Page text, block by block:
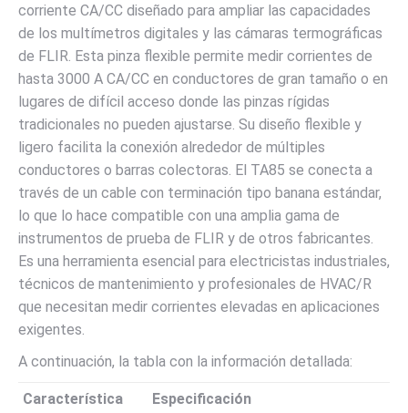
corriente CA/CC diseñado para ampliar las capacidades
de los multímetros digitales y las cámaras termográficas
de FLIR. Esta pinza flexible permite medir corrientes de
hasta 3000 A CA/CC en conductores de gran tamaño o en
lugares de difícil acceso donde las pinzas rígidas
tradicionales no pueden ajustarse. Su diseño flexible y
ligero facilita la conexión alrededor de múltiples
conductores o barras colectoras. El TA85 se conecta a
través de un cable con terminación tipo banana estándar,
lo que lo hace compatible con una amplia gama de
instrumentos de prueba de FLIR y de otros fabricantes.
Es una herramienta esencial para electricistas industriales,
técnicos de mantenimiento y profesionales de HVAC/R
que necesitan medir corrientes elevadas en aplicaciones
exigentes.
A continuación, la tabla con la información detallada:
Característica
Especificación